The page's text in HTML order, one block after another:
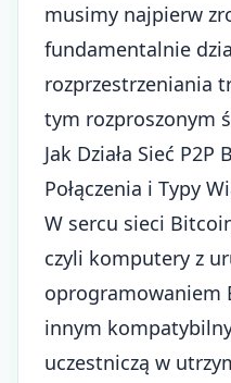
musimy najpierw
fundamentalnie
rozprzestrzeniania
tym rozproszonym
Jak Działa Sieć P2P
Połączenia i Typy
W sercu sieci
czyli komputery z
oprogramowaniem
innym
uczestniczą w